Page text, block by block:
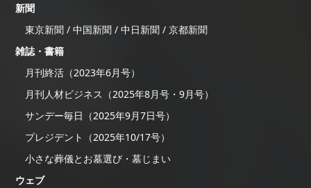
新聞
東京新聞 / 中国新聞 / 中日新聞 / 京都新聞
雑誌・書籍
月刊終活（2023年6月号）
月刊人材ビジネス（2025年8月号・9月号）
サンデー毎日（2025年9月7日号）
プレジデント（2025年10/17号）
小さな葬儀とお墓選び・墓じまい
ウェブ